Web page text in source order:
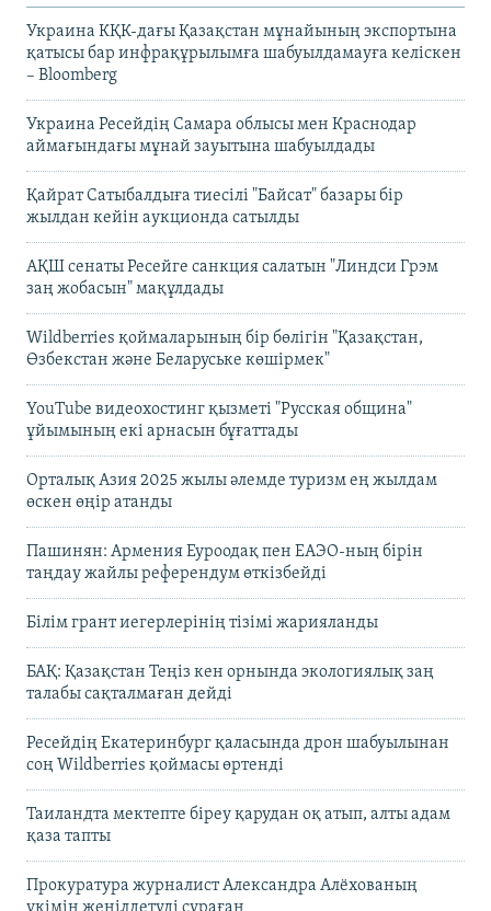
Украина КҚК-дағы Қазақстан мұнайының экспортына
қатысы бар инфрақұрылымға шабуылдамауға келіскен
– Bloomberg
Украина Ресейдің Самара облысы мен Краснодар
аймағындағы мұнай зауытына шабуылдады
Қайрат Сатыбалдыға тиесілі "Байсат" базары бір
жылдан кейін аукционда сатылды
АҚШ сенаты Ресейге санкция салатын "Линдси Грэм
заң жобасын" мақұлдады
Wildberries қоймаларының бір бөлігін "Қазақстан,
Өзбекстан және Беларуське көшірмек"
YouTube видеохостинг қызметі "Русская община"
ұйымының екі арнасын бұғаттады
Орталық Азия 2025 жылы әлемде туризм ең жылдам
өскен өңір атанды
Пашинян: Армения Еуроодақ пен ЕАЭО-ның бірін
таңдау жайлы референдум өткізбейді
Білім грант иегерлерінің тізімі жарияланды
БАҚ: Қазақстан Теңіз кен орнында экологиялық заң
талабы сақталмаған дейді
Ресейдің Екатеринбург қаласында дрон шабуылынан
соң Wildberries қоймасы өртенді
Таиландта мектепте біреу қарудан оқ атып, алты адам
қаза тапты
Прокуратура журналист Александра Алёхованың